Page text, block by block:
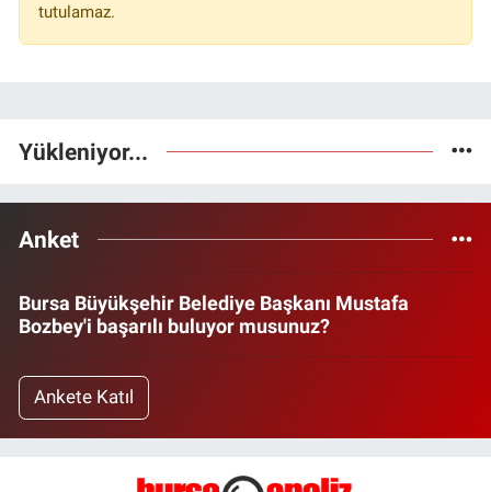
tutulamaz.
Yükleniyor...
Anket
Bursa Büyükşehir Belediye Başkanı Mustafa
Bozbey'i başarılı buluyor musunuz?
Ankete Katıl